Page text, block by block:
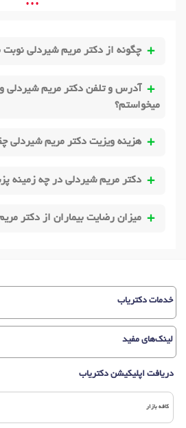
• • •
چگونه از دکتر مریم شیردلی نوبت
آدرس و تلفن دکتر مریم شیردلی
میخواستم؟
هزینه ویزیت دکتر مریم شیردلی
دکتر مریم شیردلی در چه زمینه
میزان رضایت بیماران از دکتر
خدمات دکتریاب
لینک‌های مفید
دریافت اپلیکیشن دکتریاب
کافه بازار